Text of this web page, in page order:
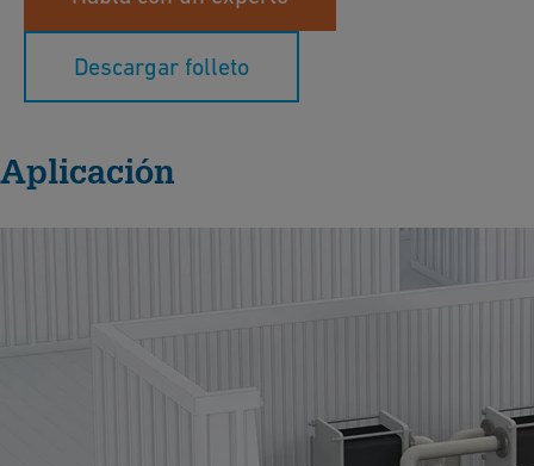
Descargar folleto
Aplicación